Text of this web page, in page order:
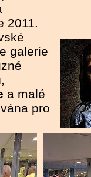
2011.
galerie
,
a malé
pro